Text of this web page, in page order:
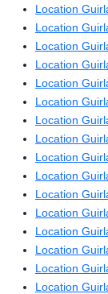
Location
Location
Location
Location
Location
Location
Location
Location
Location
Location
Location
Location
Location
Location
Location
Location